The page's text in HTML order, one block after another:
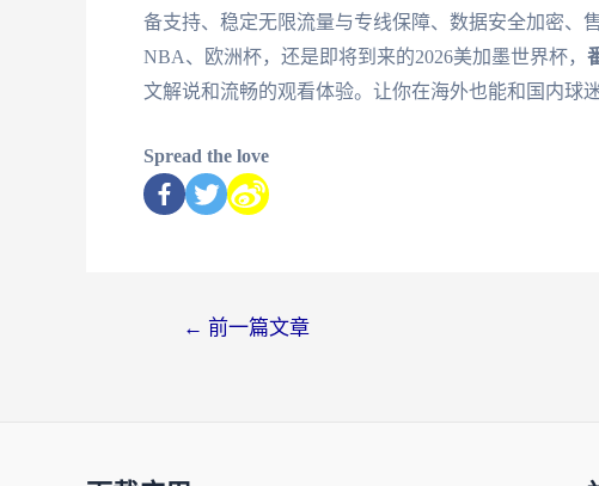
备支持、稳定无限流量与专线保障、数据安全加密
NBA、欧洲杯，还是即将到来的2026美加墨世界杯，
文解说和流畅的观看体验。让你在海外也能和国内球
Spread the love
← 前一篇文章